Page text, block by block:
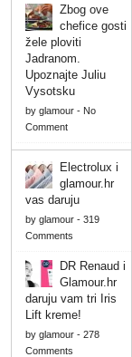
Zbog ove
chefice gosti
žele ploviti
Jadranom.
Upoznajte Juliu
Vysotsku
by glamour- No
Comment
Electrolux i
glamour.hr
vas daruju
by glamour- 319
Comments
DR Renaud i
Glamour.hr
daruju vam tri Iris
Lift kreme!
by glamour- 278
Comments